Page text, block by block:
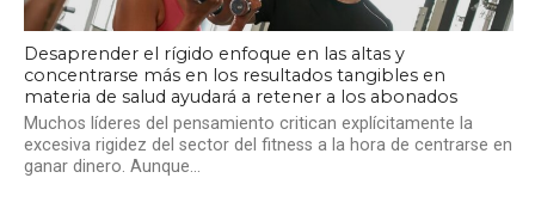
Desaprender el rígido enfoque en las altas y
concentrarse más en los resultados tangibles en
materia de salud ayudará a retener a los abonados
Muchos líderes del pensamiento critican explícitamente la
excesiva rigidez del sector del fitness a la hora de centrarse en
ganar dinero. Aunque...